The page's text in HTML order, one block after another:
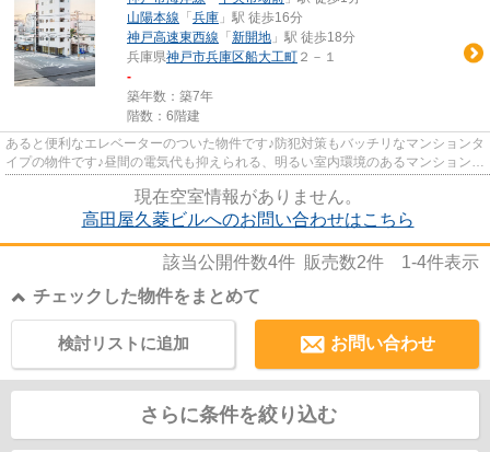
山陽本線 「 兵庫 」駅 徒歩16分
神戸高速東西線 「 新開地 」駅 徒歩18分
兵庫県神戸市兵庫区船大工町 ２－１
-
築年数：築7年
階数：6階建
あると便利なエレベーターのついた物件です♪防犯対策もバッチリなマンションタ
イプの物件です♪昼間の電気代も抑えられる、明るい室内環境のあるマンションで
現在空室情報がありません。
高田屋久菱ビルへのお問い合わせはこちら
該当公開件数4件 販売数2件 1-4件表示
チェックした物件をまとめて
お問い合わせ
検討リストに追加
さらに条件を絞り込む